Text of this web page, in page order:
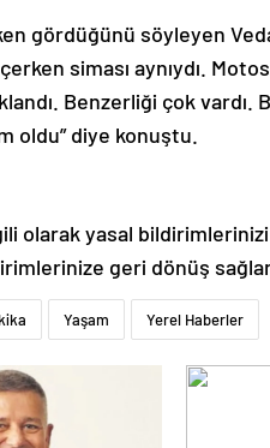
gördüğünü söyleyen
siması aynıydı.
Benzerliği çok vardı.
oldu” diye konuştu.
olarak yasal
geri dönüş
Yaşam Yerel Haberler